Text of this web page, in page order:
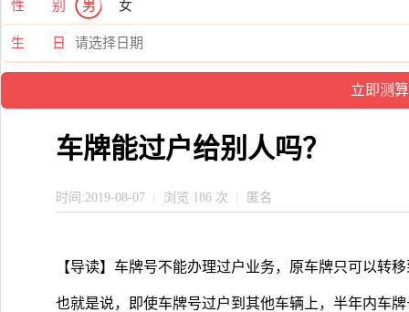
性 别 男 女
生 日
车牌能过户给别人吗？
时间:2019-08-07 浏览 186 次 匿名
【导读】车牌号不能办理过户业务，原车牌只可以转
也就是说，即使车牌号过户到其他车辆上，半年内车